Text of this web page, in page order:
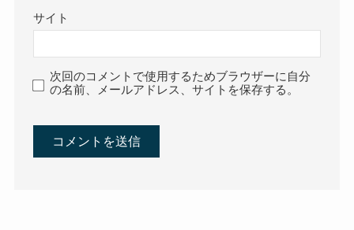
サイト
次回のコメントで使用するためブラウザーに自分
の名前、メールアドレス、サイトを保存する。